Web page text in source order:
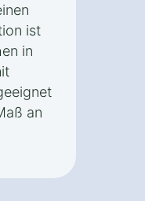
ist
in
an